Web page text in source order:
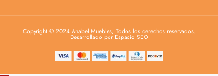
Copyright © 2024 Anabel Muebles, Todos los derechos reservados.
Desarrollado por Espacio SEO